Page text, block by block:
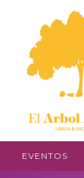
EVENTOS